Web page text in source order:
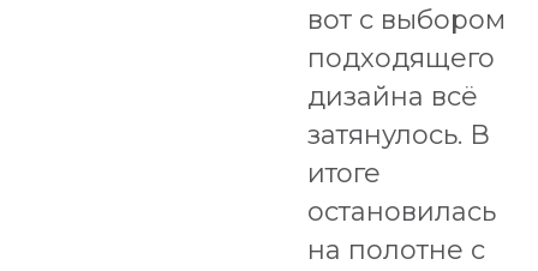
вот с выбором
подходящего
дизайна всё
затянулось. В
итоге
остановилась
на полотне с